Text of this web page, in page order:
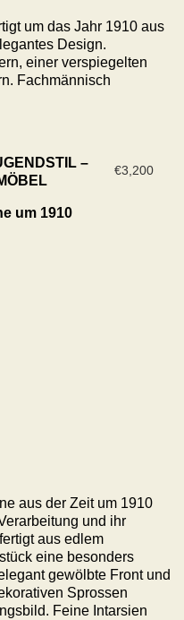
um das Jahr 1910 aus
Design.
einer verspiegelten
Fachmännisch
€3,200
–
um 1910
aus der Zeit um 1910
und ihr
aus edlem
eine besonders
gewölbte Front und
Sprossen
Feine Intarsien